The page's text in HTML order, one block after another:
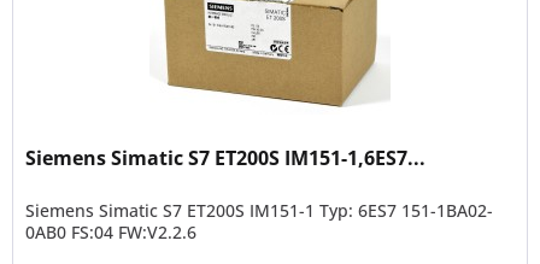
Siemens Simatic S7 ET200S IM151-1,6ES7...
Siemens Simatic S7 ET200S IM151-1 Typ: 6ES7 151-1BA02-
0AB0 FS:04 FW:V2.2.6